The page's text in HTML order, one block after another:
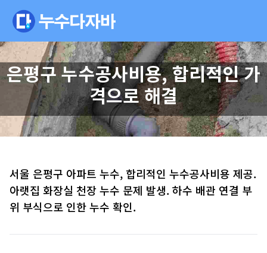
은평구 누수공사비용, 합리적인 가
격으로 해결
서울 은평구 아파트 누수, 합리적인 누수공사비용 제공.
아랫집 화장실 천장 누수 문제 발생. 하수 배관 연결 부
위 부식으로 인한 누수 확인.